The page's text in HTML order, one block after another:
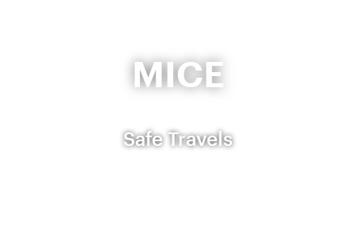
MICE
Safe Travels